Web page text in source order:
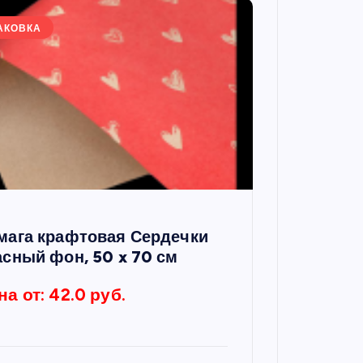
крафтовая Сердечки
фон, 50 x 70 см
от: 42.0 руб.